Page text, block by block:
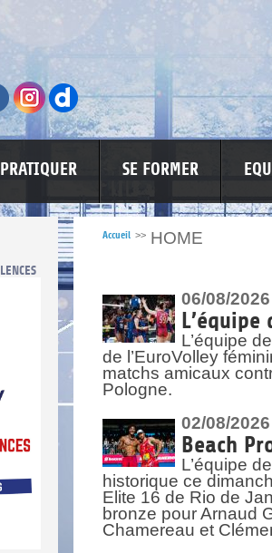
PRATIQUER SE FORMER
INFORMATIONS CORONAVIRUS
SITUATION SANITAIRE
COVID-19
>CLIQUEZ ICI
Accueil >> HOME
06/08/2026
L’équipe
L’équipe
de l’EuroVolley
matchs amicaux
Pologne.
02/08/2026
Beach
L’équipe
historique ce
Elite 16 de Rio de
bronze pour Arnaud
Chamereau et